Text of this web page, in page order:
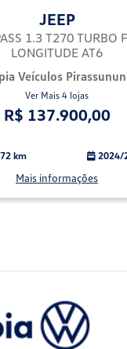
JEEP
1.3 T270 TURBO
LONGITUDE AT6
Veículos
Ver Mais 4 lojas
R$ 137.900,00
km 2024/
Mais informações